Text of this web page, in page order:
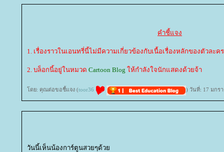
คำชี้แจง
1. เรื่องราวในเอนทรี่นี้ไม่มีความเกี่ยวข้องกับเนื้อเรื่องหลักของตัวละค
2. บล็อกนี้อยู่ในหมวด Cartoon Blog ห้กำลังใจนักแสดงด้วยจ้า
ดย: คุณต่อขอชี้แจง (toor36 ) วันที่: 17 มกรา
วันนี้เห็นน้องการ์ตูนสวยๆด้ว